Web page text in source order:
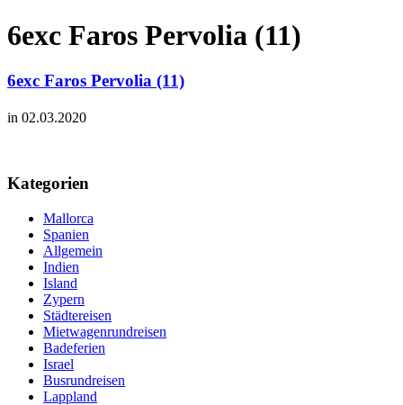
6exc Faros Pervolia (11)
6exc Faros Pervolia (11)
in 02.03.2020
Kategorien
Mallorca
Spanien
Allgemein
Indien
Island
Zypern
Städtereisen
Mietwagenrundreisen
Badeferien
Israel
Busrundreisen
Lappland